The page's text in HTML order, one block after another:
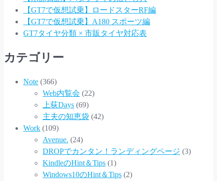
【GT7で仮想試乗】ロードスターRF編
【GT7で仮想試乗】A180 スポーツ編
GT7タイヤ分類 × 市販タイヤ対応表
カテゴリー
Note (366)
Web内覧会 (22)
上荻Days (69)
主夫の知恵袋 (42)
Work (109)
Avenue. (24)
DROPでカンタン！ランディングページ (3)
KindleのHint＆Tips (1)
Windows10のHint＆Tips (2)